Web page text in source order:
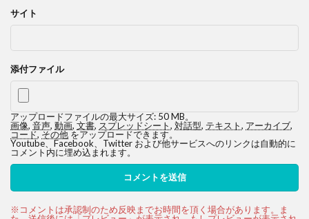
サイト
添付ファイル
アップロードファイルの最大サイズ: 50 MB。
画像, 音声, 動画, 文書, スプレッドシート, 対話型, テキスト, アーカイブ,
コード,その他をアップロードできます。
Youtube、Facebook、Twitter および他サービスへのリンクは自動的に
コメント内に埋め込まれます。